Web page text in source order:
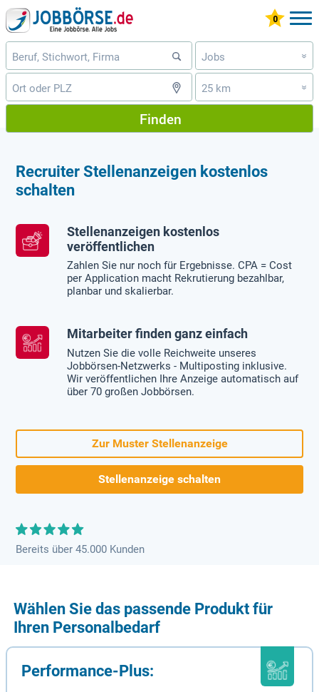
Jobs »
25 km »
Finden
Recruiter Stellenanzeigen kostenlos
schalten
Stellenanzeigen kostenlos
veröffentlichen
Zahlen Sie nur noch für Ergebnisse. CPA = Cost
per Application macht Rekrutierung bezahlbar,
planbar und skalierbar.
Mitarbeiter finden ganz einfach
Nutzen Sie die volle Reichweite unseres
Jobbörsen-Netzwerks - Multiposting inklusive.
Wir veröffentlichen Ihre Anzeige automatisch auf
über 70 großen Jobbörsen.
Zur Muster Stellenanzeige
Stellenanzeige schalten
Bereits über 45.000 Kunden
Wählen Sie das passende Produkt für
Ihren Personalbedarf
Performance-Plus: